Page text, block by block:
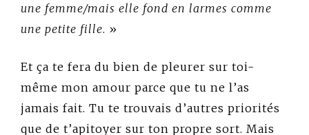
une femme/mais elle fond en larmes comme
une petite fille. »
Et ça te fera du bien de pleurer sur toi-
même mon amour parce que tu ne l’as
jamais fait. Tu te trouvais d’autres priorités
que de t’apitoyer sur ton propre sort. Mais